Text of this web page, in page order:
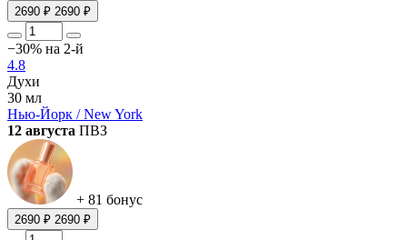
2690 ₽ 2690 ₽
−30% на 2-й
4.8
Духи
30 мл
Нью-Йорк / New York
12 августа ПВЗ
+ 81 бонус
2690 ₽ 2690 ₽